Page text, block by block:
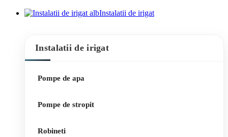
Instalatii de irigat
Instalatii de irigat
Pompe de apa
Pompe de stropit
Robineti